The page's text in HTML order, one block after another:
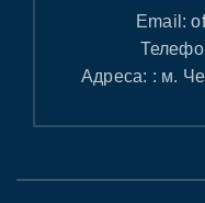
Email:
Адреса: : м.